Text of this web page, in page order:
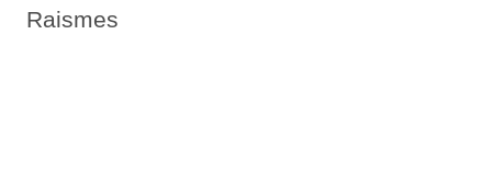
Raismes